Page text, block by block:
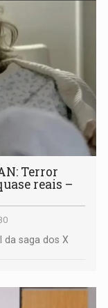
Terror
reais –
da saga dos X